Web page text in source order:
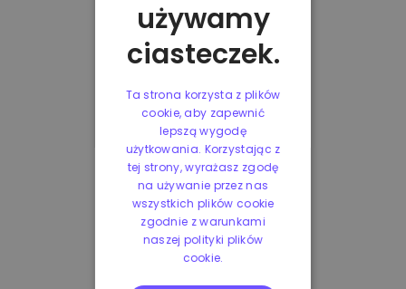
używamy
ciasteczek.
Ta strona korzysta z plików
cookie, aby zapewnić
lepszą wygodę
użytkowania. Korzystając z
tej strony, wyrażasz zgodę
na używanie przez nas
wszystkich plików cookie
zgodnie z warunkami
naszej polityki plików
cookie.